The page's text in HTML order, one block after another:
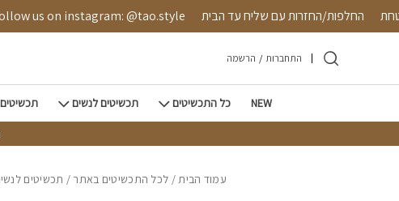
Skip to Content
מאובטחת החלפות/החזרות עם שליח עד הבית on instagram: @tao.style
התחברות / הרשמה
NEW כל התכשיטים תכשיטים לנשים
עמוד הבית/ לכל התכשיטים באתר / תכשיטים
בחזרה למעלה